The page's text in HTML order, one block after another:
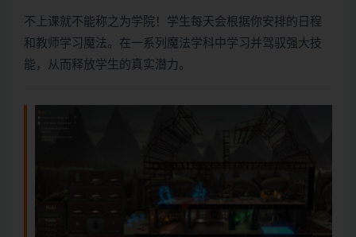
不上课就不能称之为学院！学生每天会根据你安排的日程
和教师学习魔法。在一系列魔法学科中学习并驾驭强大技
能，从而释放学生的真实潜力。